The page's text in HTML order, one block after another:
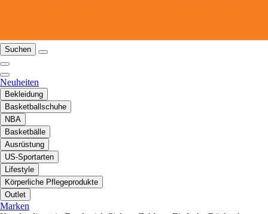
Suchen
Neuheiten
Bekleidung
Basketballschuhe
NBA
Basketbälle
Ausrüstung
US-Sportarten
Lifestyle
Körperliche Pflegeprodukte
Outlet
Marken